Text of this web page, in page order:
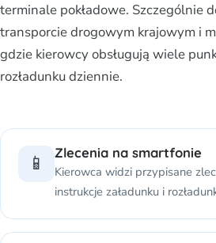
terminale pokładowe. Szczególnie
transporcie drogowym krajowym i
gdzie kierowcy obsługują wiele
rozładunku dziennie.
📱 Zlecenia na smartfonie
Kierowca widzi przypisane
instrukcje załadunku i